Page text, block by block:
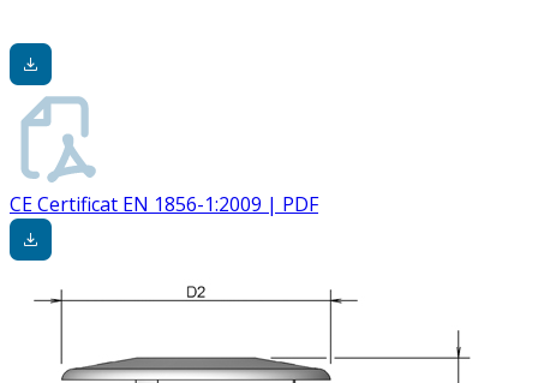
CE Certificat EN 1856-1:2009 | PDF